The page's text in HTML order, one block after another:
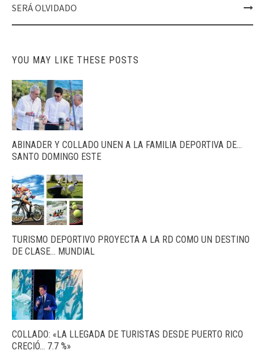
SERÁ OLVIDADO
YOU MAY LIKE THESE POSTS
ABINADER Y COLLADO UNEN A LA FAMILIA DEPORTIVA DE…
SANTO DOMINGO ESTE
TURISMO DEPORTIVO PROYECTA A LA RD COMO UN DESTINO
DE CLASE… MUNDIAL
COLLADO: «LA LLEGADA DE TURISTAS DESDE PUERTO RICO
CRECIÓ… 7.7 %»